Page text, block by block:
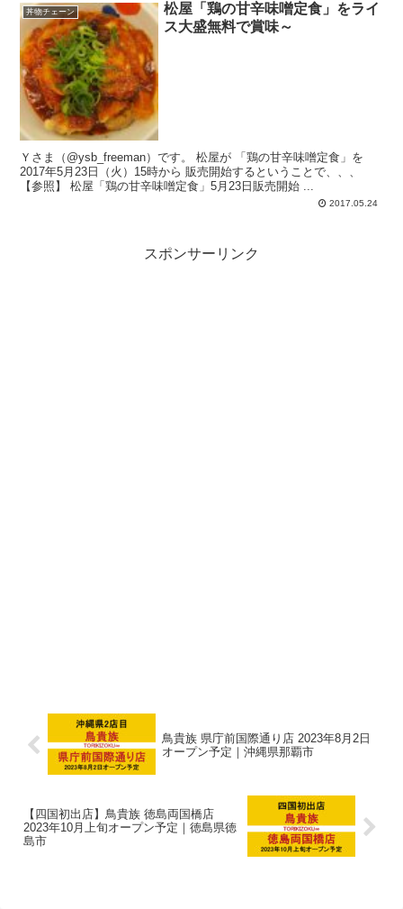
丼物チェーン
松屋「鶏の甘辛味噌定食」をライ
ス大盛無料で賞味～
Ｙさま（@ysb_freeman）です。 松屋が 「鶏の甘辛味噌定食」を
2017年5月23日（火）15時から 販売開始するということで、、、
【参照】 松屋「鶏の甘辛味噌定食」5月23日販売開始 ...
2017.05.24
スポンサーリンク
鳥貴族 県庁前国際通り店 2023年8月2日
オープン予定｜沖縄県那覇市
【四国初出店】鳥貴族 徳島両国橋店
2023年10月上旬オープン予定｜徳島県徳
島市